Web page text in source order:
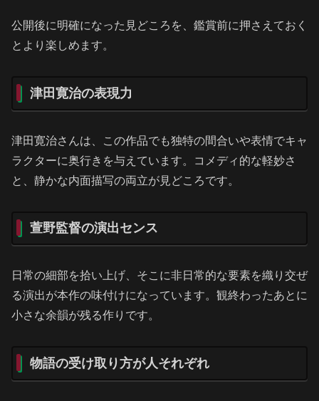
公開後に明確になった見どころを、鑑賞前に押さえておく
とより楽しめます。
津田寛治の表現力
津田寛治さんは、この作品でも独特の間合いや表情でキャ
ラクターに奥行きを与えています。コメディ的な軽妙さ
と、静かな内面描写の両立が見どころです。
萱野監督の演出センス
日常の細部を拾い上げ、そこに非日常的な要素を織り交ぜ
る演出が本作の味付けになっています。観終わったあとに
小さな余韻が残る作りです。
物語の受け取り方が人それぞれ